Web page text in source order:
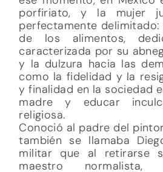
porfiriato, y la mujer
perfectamente delimitado:
de los alimentos,
caracterizada por su
y la dulzura hacia las
como la fidelidad y la
y finalidad en la sociedad
madre y educar
religiosa.
Conoció al padre del
también se llamaba
militar que al retirarse
maestro normalista,